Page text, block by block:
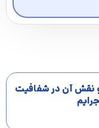
نقش آن در شفافیت